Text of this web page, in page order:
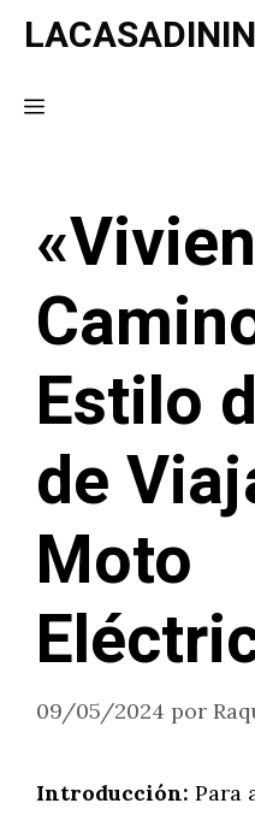
Saltar
contenido
Menú
Estilo
de
Moto
09/05/2024 por
Introducción: Para